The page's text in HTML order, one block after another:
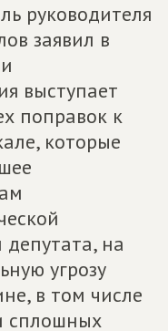
руководителя
заявил в
выступает
поправок к
которые
на
угрозу
в том числе
сплошных